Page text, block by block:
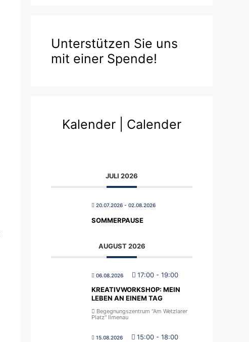
Unterstützen Sie uns
mit einer Spende!
Kalender | Calender
JULI 2026
20.07.2026 - 02.08.2026
SOMMERPAUSE
AUGUST 2026
06.08.2026 17:00 - 19:00
KREATIVWORKSHOP: MEIN
LEBEN AN EINEM TAG
Begegnungszentrum "Am Wetzlarer
Platz" Ilmenau
15.08.2026 15:00 - 18:00